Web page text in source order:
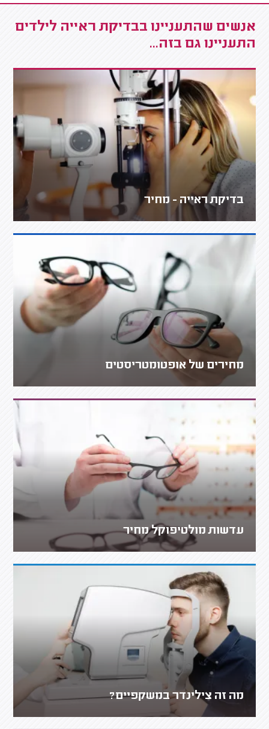
אנשים שהתעניינו בבדיקת ראייה לילדים
התעניינו גם בזה...
בדיקת ראייה - מחיר
מחירים של אופטומטריסטים
עדשות מולטיפוקל מחיר
מה זה צילינדר במשקפיים?